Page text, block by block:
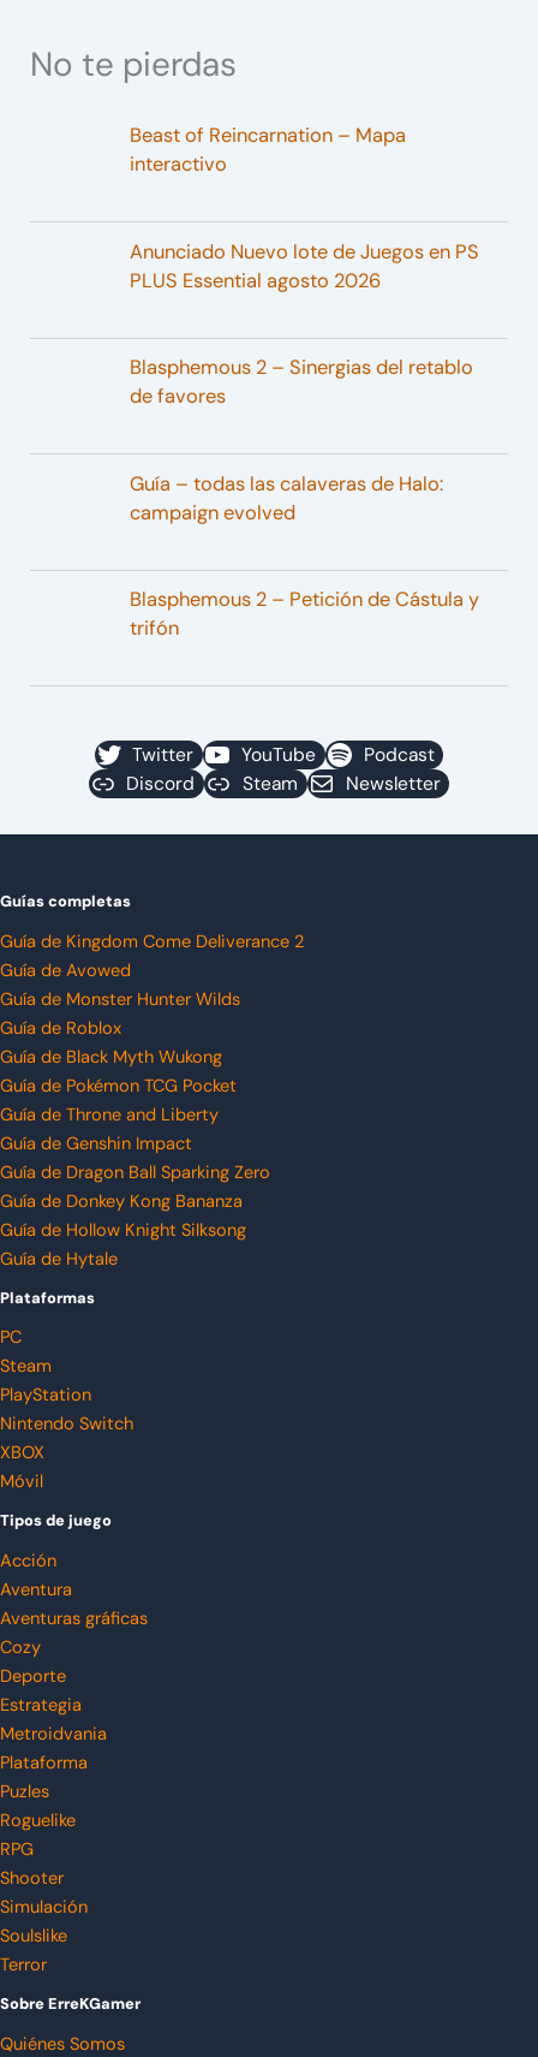
No te pierdas
Beast of Reincarnation – Mapa
interactivo
Anunciado Nuevo lote de Juegos en PS
PLUS Essential agosto 2026
Blasphemous 2 – Sinergias del retablo
de favores
Guía – todas las calaveras de Halo:
campaign evolved
Blasphemous 2 – Petición de Cástula y
trifón
Twitter YouTube
Podcast
Discord
Steam Newsletter
Guías completas
Guía de Kingdom Come Deliverance 2
Guía de Avowed
Guía de Monster Hunter Wilds
Guía de Roblox
Guía de Black Myth Wukong
Guía de Pokémon TCG Pocket
Guía de Throne and Liberty
Guía de Genshin Impact
Guía de Dragon Ball Sparking Zero
Guía de Donkey Kong Bananza
Guía de Hollow Knight Silksong
Guía de Hytale
Plataformas
PC
Steam
PlayStation
Nintendo Switch
XBOX
Móvil
Tipos de juego
Acción
Aventura
Aventuras gráficas
Cozy
Deporte
Estrategia
Metroidvania
Plataforma
Puzles
Roguelike
RPG
Shooter
Simulación
Soulslike
Terror
Sobre ErreKGamer
Quiénes Somos